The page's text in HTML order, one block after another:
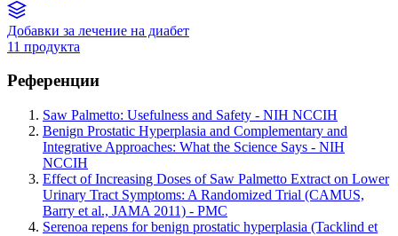
Добавки за лечение на диабет
11 продукта
Референции
Saw Palmetto: Usefulness and Safety - NIH NCCIH
Benign Prostatic Hyperplasia and Complementary and
Integrative Approaches: What the Science Says - NIH
NCCIH
Effect of Increasing Doses of Saw Palmetto Extract on Lower
Urinary Tract Symptoms: A Randomized Trial (CAMUS,
Barry et al., JAMA 2011) - PMC
Serenoa repens for benign prostatic hyperplasia (Tacklind et